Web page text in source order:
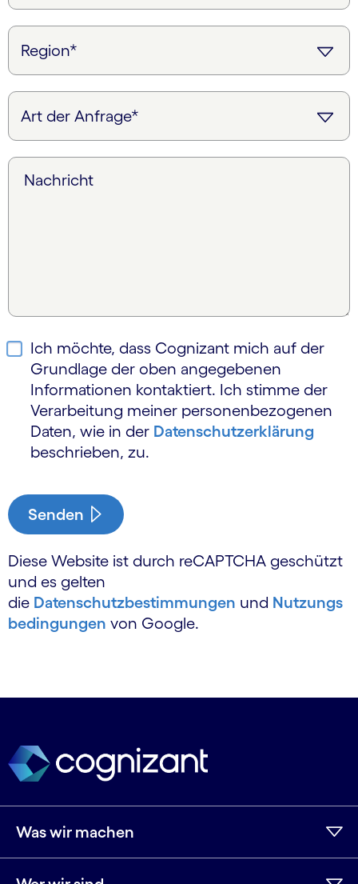
Nachricht
Ich möchte, dass Cognizant mich auf der
Grundlage der oben angegebenen
Informationen kontaktiert. Ich stimme der
Verarbeitung meiner personen­bezogenen
Daten, wie in der Daten­schutz­erklärung
beschrieben, zu.
Senden
Diese Website ist durch reCAPTCHA geschützt
und es gelten
die Datenschutzbestimmungen und Nutzungs
bedingungen von Google.
Was wir machen